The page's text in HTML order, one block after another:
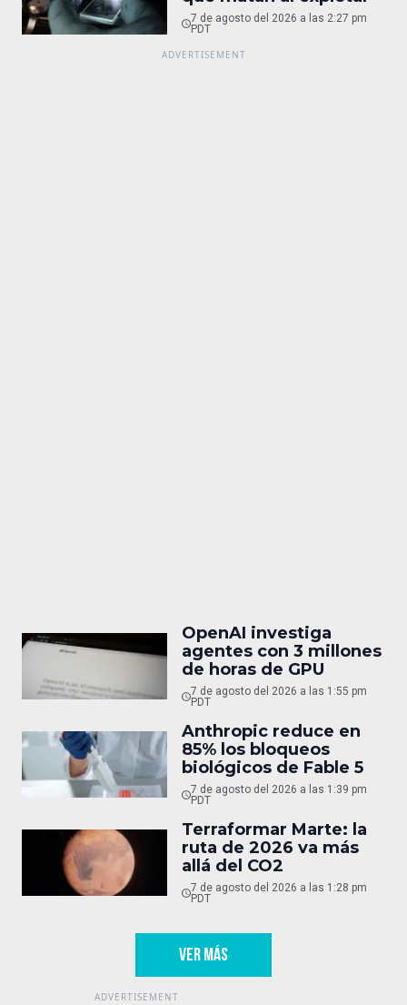
7 de agosto del 2026 a las 2:27 pm
PDT
OpenAI investiga
agentes con 3 millones
de horas de GPU
7 de agosto del 2026 a las 1:55 pm
PDT
Anthropic reduce en
85% los bloqueos
biológicos de Fable 5
7 de agosto del 2026 a las 1:39 pm
PDT
Terraformar Marte: la
ruta de 2026 va más
allá del CO2
7 de agosto del 2026 a las 1:28 pm
PDT
VER MÁS